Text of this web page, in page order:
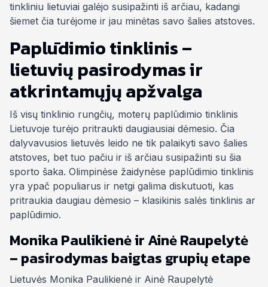
tinkliniu lietuviai galėjo susipažinti iš arčiau, kadangi
šiemet čia turėjome ir jau minėtas savo šalies atstoves.
Paplūdimio tinklinis –
lietuvių pasirodymas ir
atkrintamųjų apžvalga
Iš visų tinklinio rungčių, moterų paplūdimio tinklinis
Lietuvoje turėjo pritraukti daugiausiai dėmesio. Čia
dalyvavusios lietuvės leido ne tik palaikyti savo šalies
atstoves, bet tuo pačiu ir iš arčiau susipažinti su šia
sporto šaka. Olimpinėse žaidynėse paplūdimio tinklinis
yra ypač populiarus ir netgi galima diskutuoti, kas
pritraukia daugiau dėmesio – klasikinis salės tinklinis ar
paplūdimio.
Monika Paulikienė ir Ainė Raupelytė
– pasirodymas baigtas grupių etape
Lietuvės Monika Paulikienė ir Ainė Raupelytė